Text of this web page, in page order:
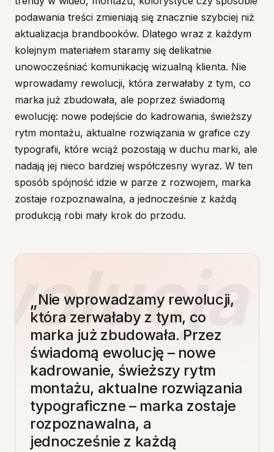
podawania treści zmieniają się znacznie szybciej niż
aktualizacja brandbooków. Dlatego wraz z każdym
kolejnym materiałem staramy się delikatnie
unowocześniać komunikację wizualną klienta. Nie
wprowadamy rewolucji, która zerwałaby z tym, co
marka już zbudowała, ale poprzez świadomą
ewolucję: nowe podejście do kadrowania, świeższy
rytm montażu, aktualne rozwiązania w grafice czy
typografii, które wciąż pozostają w duchu marki, ale
nadają jej nieco bardziej współczesny wyraz. W ten
sposób spójność idzie w parze z rozwojem, marka
zostaje rozpoznawalna, a jednocześnie z każdą
produkcją robi mały krok do przodu.
Nie wprowadzamy rewolucji,
która zerwałaby z tym, co
marka już zbudowała. Przez
świadomą ewolucję – nowe
kadrowanie, świeższy rytm
montażu, aktualne rozwiązania
typograficzne – marka zostaje
rozpoznawalna, a
jednocześnie z każdą